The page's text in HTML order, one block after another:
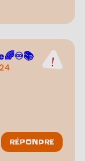
RÉPONDRE